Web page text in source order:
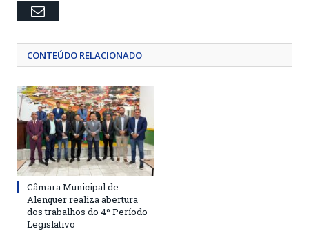
Email
CONTEÚDO RELACIONADO
Câmara Municipal de
Alenquer realiza abertura
dos trabalhos do 4º Período
Legislativo